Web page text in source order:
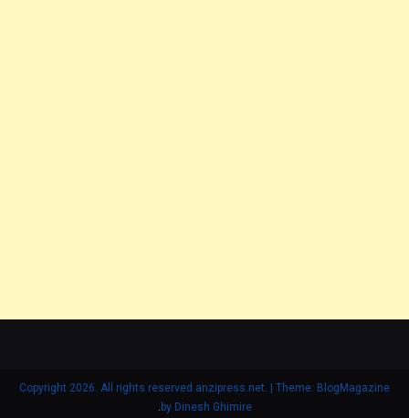
Copyright 2026. All rights reserved anzipress.net.
Theme: BlogMagazine
by Dinesh Ghimire
.